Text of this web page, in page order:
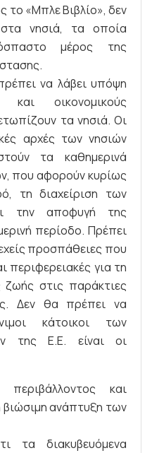
«Μπλε Βιβλίο», δεν
νησιά, τα οποία
μέρος της
να λάβει υπόψη
οικονομικούς
τα νησιά. Οι
αρχές των νησιών
τα καθημερινά
που αφορούν κυρίως
τη διαχείριση των
την αποφυγή της
περίοδο. Πρέπει
προσπάθειες που
περιφερειακές για τη
ζωής στις παράκτιες
Δεν θα πρέπει να
κάτοικοι των
της Ε.Ε. είναι οι
και
βιώσιμη ανάπτυξη των
τα διακυβευόμενα